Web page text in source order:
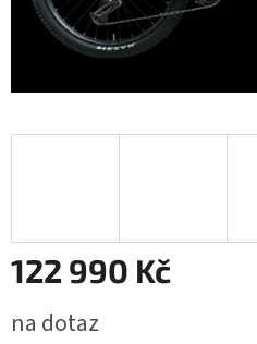
122 990 Kč
cena:
na dotaz